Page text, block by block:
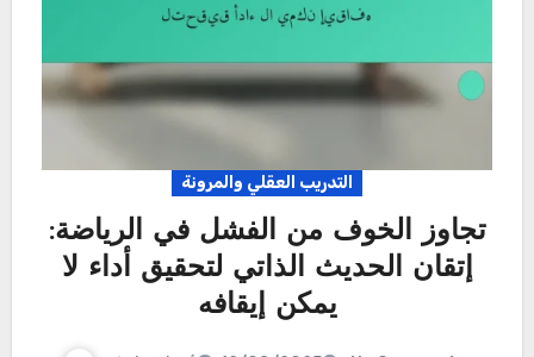
التدريب العقلي والمرونة
تجاوز الخوف من الفشل في الرياضة:
إتقان الحديث الذاتي لتحقيق أداء لا
يمكن إيقافه